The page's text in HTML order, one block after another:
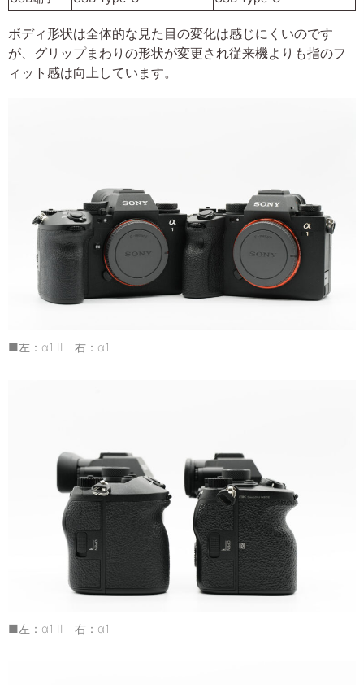
ボディ形状は全体的な見た目の変化は感じにくいのです
が、グリップまわりの形状が変更され従来機よりも指のフ
ィット感は向上しています。
■左：α1 II 右：α1
■左：α1 II 右：α1